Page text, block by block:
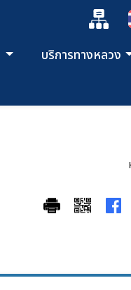
แผนผังเ
เปิดกล่อ
บริการทางหลวง